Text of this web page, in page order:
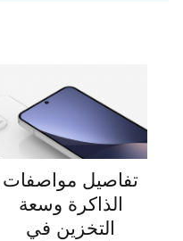
تفاصيل مواصفات
الذاكرة وسعة
التخزين في